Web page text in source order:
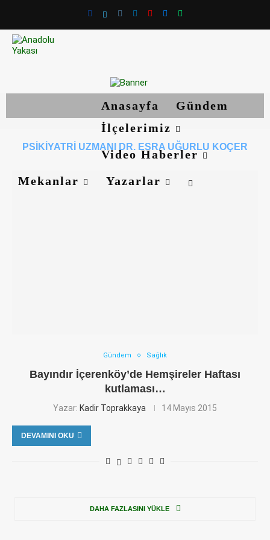
Anasayfa
Gündem
İlçelerimiz
Video Haberler
Mekanlar
Yazarlar
PSIKIYATRI UZMANI DR. ESRA UĞURLU KOÇER
Gündem Sağlık
Bayındır İçerenköy’de Hemşireler Haftası
kutlaması…
Yazar: Kadir Toprakkaya 14 Mayıs 2015
DEVAMINI OKU
DAHA FAZLASINI YÜKLE